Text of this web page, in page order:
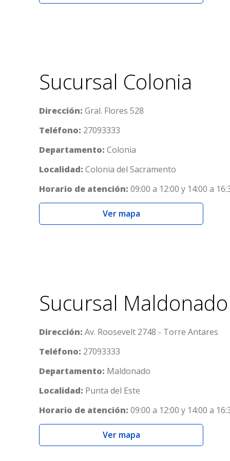
Sucursal Colonia
Dirección: Gral. Flores 528
Teléfono: 27093333
Departamento: Colonia
Localidad: Colonia del Sacramento
Horario de atención: 09:00 a 12:00 y 14:00 a
Ver mapa
Sucursal Maldonado
Dirección: Av. Roosevelt 2748 - Torre Antares
Teléfono: 27093333
Departamento: Maldonado
Localidad: Punta del Este
Horario de atención: 09:00 a 12:00 y 14:00 a
Ver mapa